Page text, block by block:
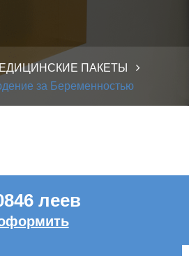
ПАКЕТЫ
за Беременностью
леев